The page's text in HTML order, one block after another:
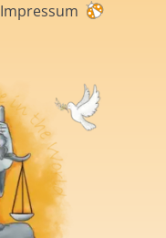
Impressum